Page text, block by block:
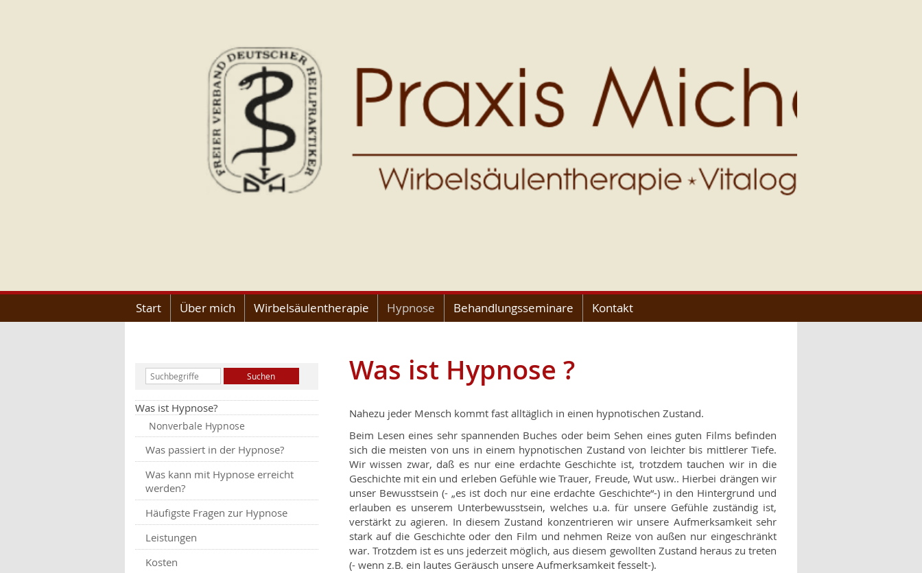
Start Über mich Wirbelsäulentherapie Hypnose Behandlungsseminare Kontakt
Was ist Hypnose?
Nonverbale Hypnose
Was passiert in der Hypnose?
Was kann mit Hypnose erreicht
werden?
Häufigste Fragen zur Hypnose
Leistungen
Kosten
Was ist Hypnose ?
Nahezu jeder Mensch kommt fast alltäglich in einen hypnotischen Zustand.
Beim Lesen eines sehr spannenden Buches oder beim Sehen eines guten Films befinden
sich die meisten von uns in einem hypnotischen Zustand von leichter bis mittlerer Tiefe.
Wir wissen zwar, daß es nur eine erdachte Geschichte ist, trotzdem tauchen wir in die
Geschichte mit ein und erleben Gefühle wie Trauer, Freude, Wut usw.. Hierbei drängen wir
unser Bewusstsein (- „es ist doch nur eine erdachte Geschichte“-) in den Hintergrund und
erlauben es unserem Unterbewusstsein, welches u.a. für unsere Gefühle zuständig ist,
verstärkt zu agieren. In diesem Zustand konzentrieren wir unsere Aufmerksamkeit sehr
stark auf die Geschichte oder den Film und nehmen Reize von außen nur eingeschränkt
war. Trotzdem ist es uns jederzeit möglich, aus diesem gewollten Zustand heraus zu treten
(- wenn z.B. ein lautes Geräusch unsere Aufmerksamkeit fesselt-).